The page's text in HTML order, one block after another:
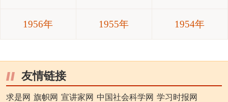
1956年 1955年 1954年
友情链接
求是网 旗帜网 宣讲家网 中国社会科学网 学习时报网